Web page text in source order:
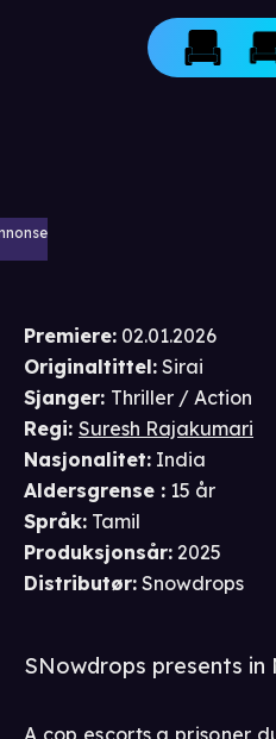
Premiere: 02.01.2026
Originaltittel: Sirai
Sjanger: Thriller / Action
Regi: Suresh Rajakumari
Nasjonalitet: India
Aldersgrense : 15 år
Språk: Tamil
Produksjonsår: 2025
Distributør: Snowdrops
SNowdrops presents
A cop escorts a prisoner